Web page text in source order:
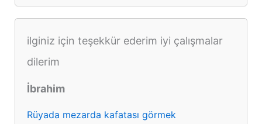
ilginiz için teşekkür ederim iyi çalışmalar
dilerim
İbrahim
Rüyada mezarda kafatası görmek